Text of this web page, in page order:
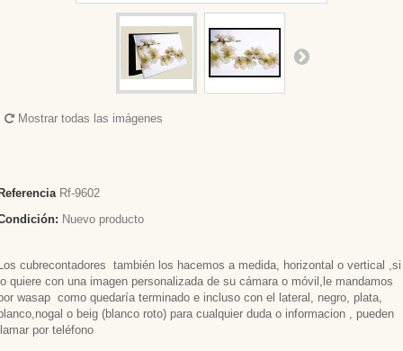
Mostrar todas las imágenes
Rf-9602
Nuevo producto
cubrecontadores también los hacemos a medida, horizontal o vertical ,si
quiere con una imagen personalizada de su cámara o móvil,le mandamos
wasap como quedaría terminado e incluso con el lateral, negro, plata,
o beig (blanco roto) para cualquier duda o informacion , pueden
por teléfono